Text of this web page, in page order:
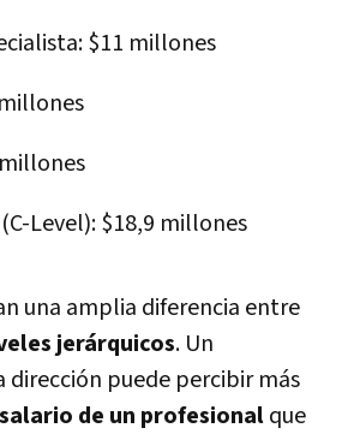
$11 millones
Level):$18,9 millones
una amplia diferencia entre
jerárquicos. Un
dirección puede percibir más
salario de un profesionalque